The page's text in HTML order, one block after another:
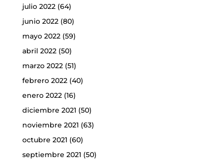
julio 2022(64)
junio 2022(80)
mayo 2022(59)
abril 2022(50)
marzo 2022(51)
febrero 2022(40)
enero 2022(16)
diciembre 2021 (50)
noviembre 2021 (63)
octubre 2021 (60)
septiembre 2021 (50)